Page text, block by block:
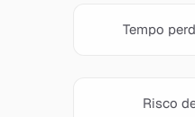
Tempo
Risco